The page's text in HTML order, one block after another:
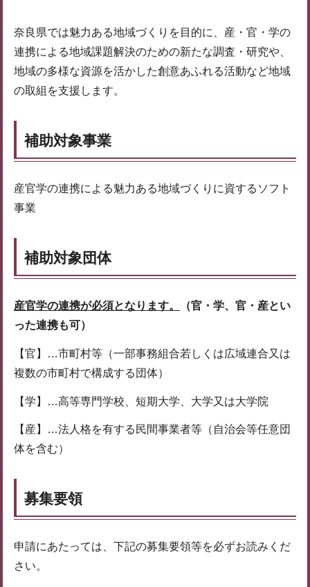
奈良県では魅力ある地域づくりを目的に、産・官・学の
連携による地域課題解決のための新たな調査・研究や、
地域の多様な資源を活かした創意あふれる活動など地域
の取組を支援します。
補助対象事業
産官学の連携による魅力ある地域づくりに資するソフト
事業
補助対象団体
産官学の連携が必須となります。
（官・学、官・産とい
った連携も可）
【官】…市町村等（一部事務組合若しくは広域連合又は
複数の市町村で構成する団体）
【学】…高等専門学校、短期大学、大学又は大学院
【産】…法人格を有する民間事業者等（自治会等任意団
体を含む）
募集要領
申請にあたっては、下記の募集要領等を必ずお読みくだ
さい。